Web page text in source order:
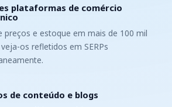
plataformas de comércio
preços e estoque em mais de 100 mil
veja-os refletidos em SERPs
de conteúdo e blogs